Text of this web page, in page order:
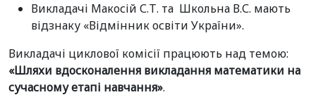
Викладачі Макосій С.Т. та Школьна В.С. мають
відзнаку «Відмінник освіти України».
Викладачі циклової комісії працюють над темою:
«Шляхи вдосконалення викладання математики на
сучасному етапі навчання».